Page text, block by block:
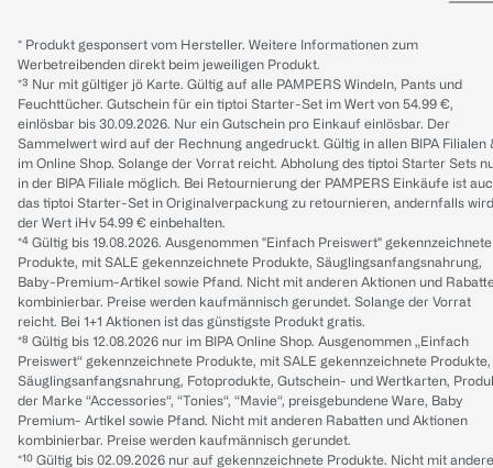
* Produkt gesponsert vom Hersteller. Weitere Informationen zum
Werbetreibenden direkt beim jeweiligen Produkt.
*³ Nur mit gültiger jö Karte. Gültig auf alle PAMPERS Windeln, Pants und
Feuchttücher. Gutschein für ein tiptoi Starter-Set im Wert von 54.99 €,
einlösbar bis 30.09.2026. Nur ein Gutschein pro Einkauf einlösbar. Der
Sammelwert wird auf der Rechnung angedruckt. Gültig in allen BIPA Filialen
im Online Shop. Solange der Vorrat reicht. Abholung des tiptoi Starter Sets
in der BIPA Filiale möglich. Bei Retournierung der PAMPERS Einkäufe ist
das tiptoi Starter-Set in Originalverpackung zu retournieren, andernfalls wird
der Wert iHv 54.99 € einbehalten.
*⁴ Gültig bis 19.08.2026. Ausgenommen "Einfach Preiswert" gekennzeichnete
Produkte, mit SALE gekennzeichnete Produkte, Säuglingsanfangsnahrung,
Baby-Premium-Artikel sowie Pfand. Nicht mit anderen Aktionen und
kombinierbar. Preise werden kaufmännisch gerundet. Solange der Vorrat
reicht. Bei 1+1 Aktionen ist das günstigste Produkt gratis.
*⁸ Gültig bis 12.08.2026 nur im BIPA Online Shop. Ausgenommen „Einfach
Preiswert“ gekennzeichnete Produkte, mit SALE gekennzeichnete Produkte,
Säuglingsanfangsnahrung, Fotoprodukte, Gutschein- und Wertkarten,
der Marke “Accessories“, “Tonies“, “Mavie“, preisgebundene Ware, Baby
Premium- Artikel sowie Pfand. Nicht mit anderen Rabatten und Aktionen
kombinierbar. Preise werden kaufmännisch gerundet.
*¹⁰ Gültig bis 02.09.2026 nur auf gekennzeichnete Produkte. Nicht mit